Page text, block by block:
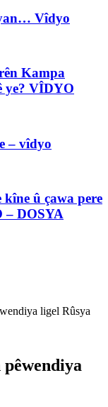
Vîdyo
Kampa
ye? VÎDYO
– vîdyo
û çawa pere
– DOSYA
ligel Rûsya